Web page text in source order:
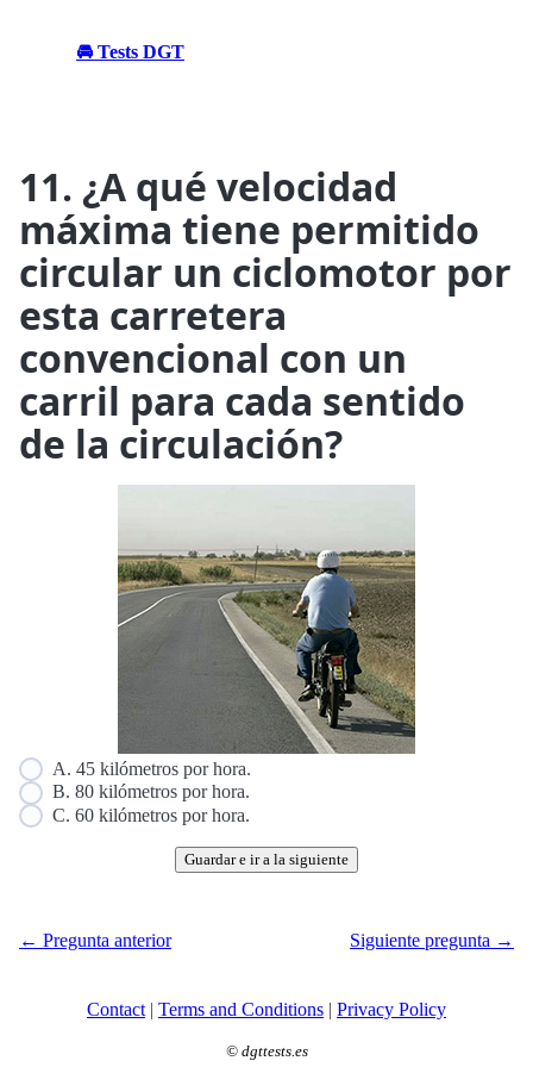
🚘 Tests DGT
11. ¿A qué velocidad
máxima tiene permitido
circular un ciclomotor por
esta carretera
convencional con un
carril para cada sentido
de la circulación?
A. 45 kilómetros por hora.
B. 80 kilómetros por hora.
C. 60 kilómetros por hora.
Guardar e ir a la siguiente
← Pregunta anterior Siguiente pregunta →
Contact | Terms and Conditions | Privacy Policy
© dgttests.es